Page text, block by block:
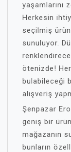
yaşamlarını
Herkesin
seçilmiş
sunuluyor.
ötenizde!
bulabileceği
alışveriş
Şenpazar
geniş bir
mağazanın
bunların